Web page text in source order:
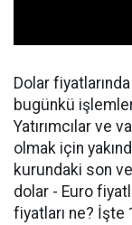
Dolar
bugünkü
Yatırımcılar ve
olmak için
kurundaki son
dolar - Euro
fiyatları ne? İşte